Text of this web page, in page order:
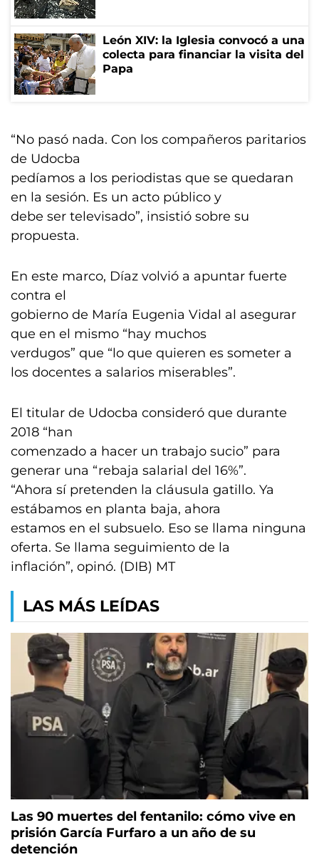
León XIV: la Iglesia convocó a una
colecta para financiar la visita del
Papa
“No pasó nada. Con los compañeros paritarios
de Udocba
pedíamos a los periodistas que se quedaran
en la sesión. Es un acto público y
debe ser televisado”, insistió sobre su
propuesta.
En este marco, Díaz volvió a apuntar fuerte
contra el
gobierno de María Eugenia Vidal al asegurar
que en el mismo “hay muchos
verdugos” que “lo que quieren es someter a
los docentes a salarios miserables”.
El titular de Udocba consideró que durante
2018 “han
comenzado a hacer un trabajo sucio” para
generar una “rebaja salarial del 16%”.
“Ahora sí pretenden la cláusula gatillo. Ya
estábamos en planta baja, ahora
estamos en el subsuelo. Eso se llama ninguna
oferta. Se llama seguimiento de la
inflación”, opinó. (DIB) MT
LAS MÁS LEÍDAS
Las 90 muertes del fentanilo: cómo vive en
prisión García Furfaro a un año de su
detención